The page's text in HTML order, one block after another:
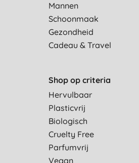
Mannen
Schoonmaak
Gezondheid
Cadeau & Travel
Shop op criteria
Hervulbaar
Plasticvrij
Biologisch
Cruelty Free
Parfumvrij
Vegan